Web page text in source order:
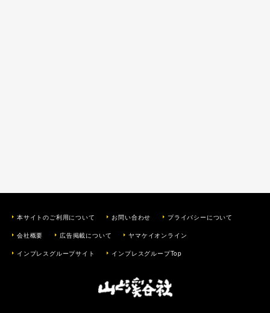
本サイトのご利用について お問い合わせ プライバシーについて
会社概要 広告掲載について ヤマケイオンライン
インプレスグループサイト インプレスグループTop